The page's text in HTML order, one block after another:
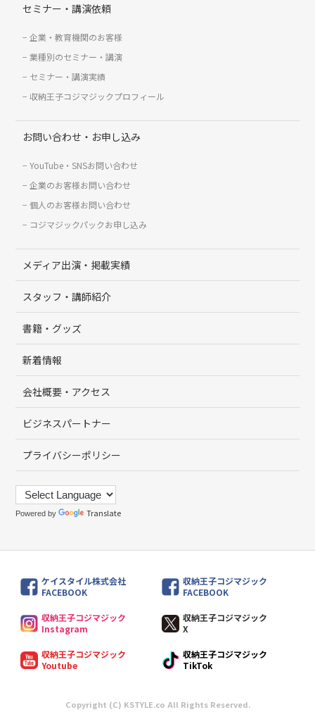
セミナー・講演依頼
企業・教育機関のお客様
業種別のセミナー・講演
セミナー・講演実績
収納王子コジマジックプロフィール
お問い合わせ・お申し込み
YouTube・SNSお問い合わせ
企業のお客様お問い合わせ
個人のお客様お問い合わせ
コジマジックパックお申し込み
メディア出演・掲載実績
スタッフ・講師紹介
書籍・グッズ
新着情報
会社概要・アクセス
ビジネスパートナー
プライバシーポリシー
Powered by Translate
ケイスタイル株式会社
FACEBOOK
収納王子コジマジック
FACEBOOK
収納王子コジマジック
Instagram
収納王子コジマジック
X
収納王子コジマジック
Youtube
収納王子コジマジック
TikTok
Copyright (C) KSTYLE.co All Rights Reserved.